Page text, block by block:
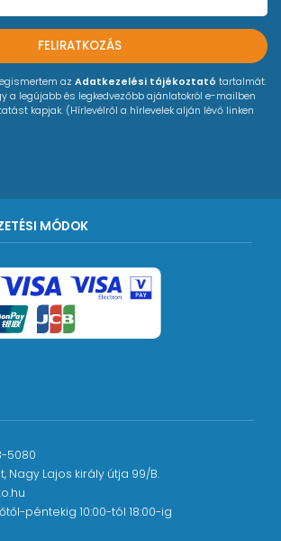
FELIRATKOZÁS
az Adatkezelési tájékoztató tartalmát.
a legújabb és legkedvezőbb ajánlatokról e-mailben
kapjak. (Hírlevélről a hírlevelek alján lévő linken
MÓDOK
5080
Nagy Lajos király útja 99/B.
péntekig 10:00-tól 18:00-ig